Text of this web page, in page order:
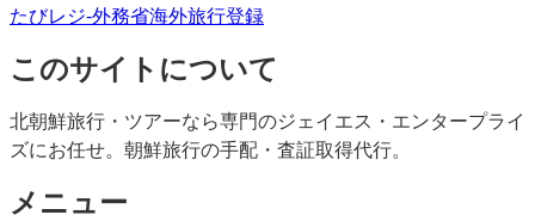
たびレジ-外務省海外旅行登録
このサイトについて
北朝鮮旅行・ツアーなら専門のジェイエス・エンタープライ
ズにお任せ。朝鮮旅行の手配・査証取得代行。
メニュー